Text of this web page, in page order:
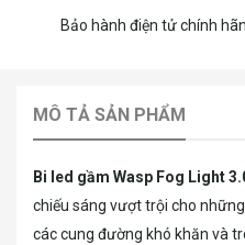
Bảo hành điện tử chính
MÔ TẢ SẢN PHẨM
Bi led gầm Wasp Fog Light
chiếu sáng vượt trội cho
các cung đường khó khăn và